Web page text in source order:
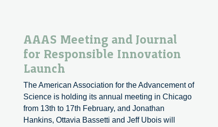
AAAS Meeting and Journal
for Responsible Innovation
Launch
The American Association for the Advancement of
Science is holding its annual meeting in Chicago
from 13th to 17th February, and Jonathan
Hankins, Ottavia Bassetti and Jeff Ubois will